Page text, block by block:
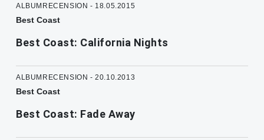
ALBUMRECENSION - 18.05.2015
Best Coast
Best Coast: California Nights
ALBUMRECENSION - 20.10.2013
Best Coast
Best Coast: Fade Away